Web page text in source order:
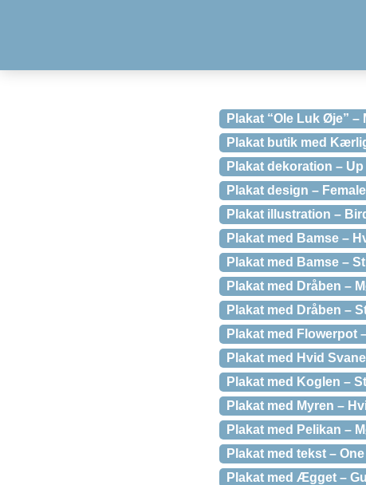
Plakat “Ole Luk Øje” –
Plakat butik med
Plakat dekoration –
Plakat design –
Plakat illustration –
Plakat med Bamse –
Plakat med Bamse –
Plakat med Dråben –
Plakat med Dråben –
Plakat med Flowerpot
Plakat med Hvid
Plakat med Koglen –
Plakat med Myren –
Plakat med Pelikan –
Plakat med tekst –
Plakat med Ægget –